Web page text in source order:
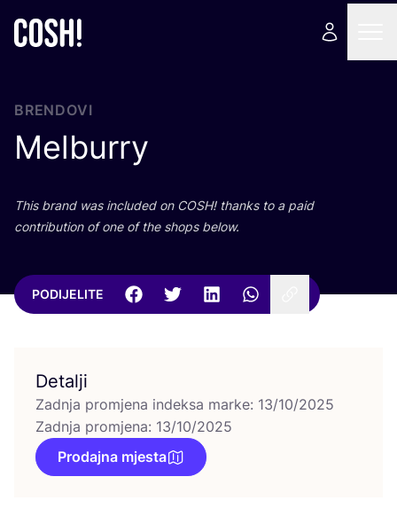
BRENDOVI
Melburry
This brand was inclu­ded on COSH! than­ks to a paid
con­tri­bu­ti­on of one of the shops below.
PODIJELITE
Detalji
Zadnja promjena indeksa marke: 13/10/2025
Zadnja promjena: 13/10/2025
Prodajna mjesta